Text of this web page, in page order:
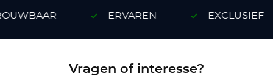
ERVAREN EXCLUSIEF
Vragen of interesse?